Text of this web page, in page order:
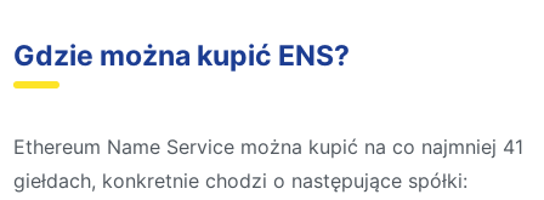
Gdzie można kupić ENS?
Ethereum Name Service można kupić na co najmniej 41
giełdach, konkretnie chodzi o następujące spółki: